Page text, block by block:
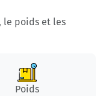
le poids et les
Poids